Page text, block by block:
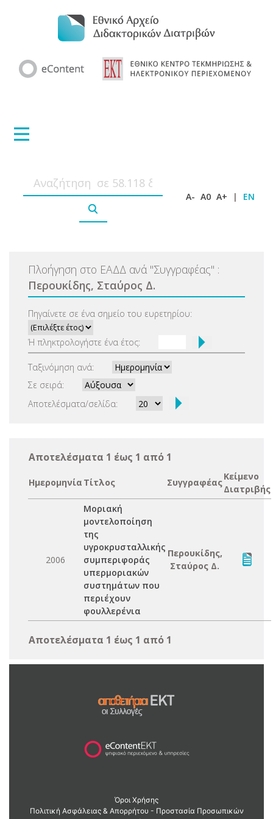
A- A0 A+ | EN
Πλοήγηση στο ΕΑΔΔ ανά "Συγγραφέας" :
Περουκίδης, Σταύρος Δ.
Πηγαίνετε σε ένα σημείο του ευρετηρίου:
Ή πληκτρολογήστε ένα έτος:
Ταξινόμηση ανά:
Σε σειρά:
Αποτελέσματα/σελίδα:
Αποτελέσματα 1 έως 1 από 1
Ημερομηνία Τίτλος Συγγραφέας
Κείμενο
Διατριβής
2006
Μοριακή
μοντελοποίηση
της
υγροκρυσταλλικής
συμπεριφοράς
υπερμοριακών
συστημάτων που
περιέχουν
φουλλερένια
Περουκίδης,
Σταύρος Δ.
Αποτελέσματα 1 έως 1 από 1